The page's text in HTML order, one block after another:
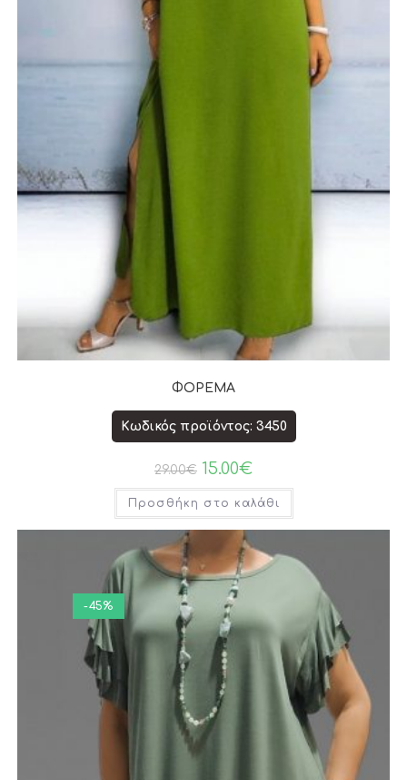
ΦΟΡΕΜΑ
Κωδικός προϊόντος: 3450
29.00€ 15.00€
Προσθήκη στο καλάθι
-45%